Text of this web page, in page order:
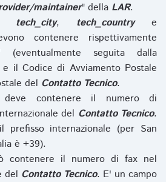
maintainer" della LAR.
tech_city, tech_countrye
contenere rispettivamente
seguita dalla
il Codice di Avviamento Postale
del Contatto Tecnico.
contenere il numero di
del Contatto Tecnico.
internazionale (per San
è +39).
contenere il numero di fax nel
del Contatto Tecnico. E' un campo